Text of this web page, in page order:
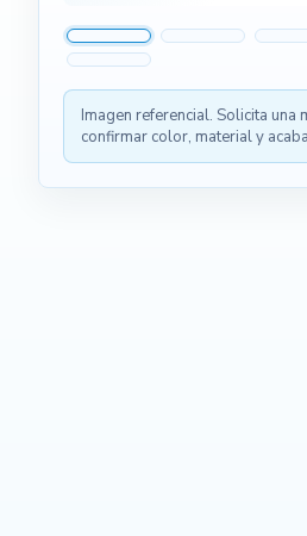
Imagen referencial. Solicita una
confirmar color, material y